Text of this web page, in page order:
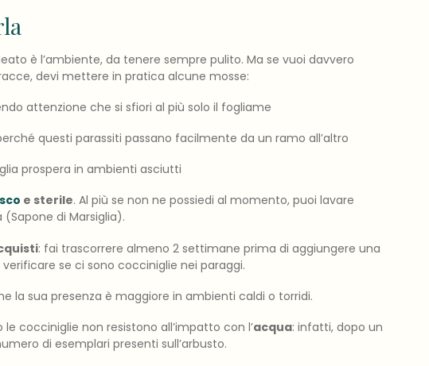
è l’ambiente, da tenere sempre pulito. Ma se vuoi davvero
devi mettere in pratica alcune mosse:
attenzione che si sfiori al più solo il fogliame
questi parassiti passano facilmente da un ramo all’altro
prospera in ambienti asciutti
e sterile. Al più se non ne possiedi al momento, puoi lavare
di Marsiglia).
: fai trascorrere almeno 2 settimane prima di aggiungere una
se ci sono cocciniglie nei paraggi.
la sua presenza è maggiore in ambienti caldi o torridi.
le cocciniglie non resistono all’impatto con l’acqua: infatti, dopo un
di esemplari presenti sull’arbusto.